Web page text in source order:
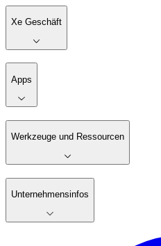
Xe Geschäft
Apps
Werkzeuge und Ressourcen
Unternehmensinfos